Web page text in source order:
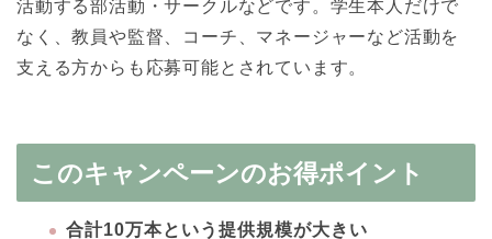
活動する部活動・サークルなどです。学生本人だけで
なく、教員や監督、コーチ、マネージャーなど活動を
支える方からも応募可能とされています。
このキャンペーンのお得ポイント
合計10万本という提供規模が大きい